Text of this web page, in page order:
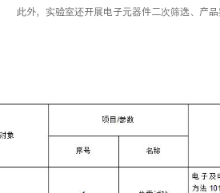
此外，实验室还开展电子元器件二次筛选、产